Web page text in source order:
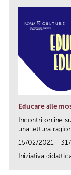
Educare alle
Incontri online
una lettura
15/02/2021 -
Iniziativa